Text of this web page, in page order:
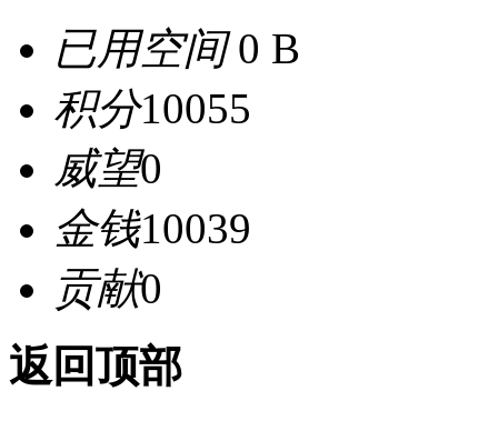
已用空间0 B
积分10055
威望0
金钱10039
贡献0
返回顶部